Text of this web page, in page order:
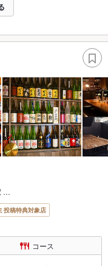
…
投稿特典対象店
コース